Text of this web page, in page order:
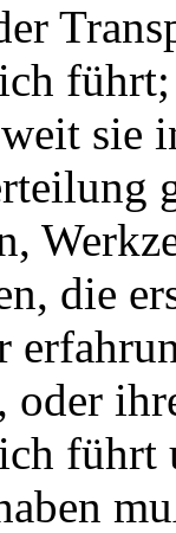
sie
die
oder
führt